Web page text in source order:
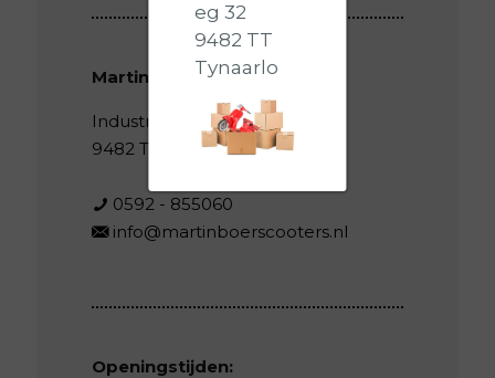
Martin Boer Scooters
Industrieweg 32
9482 TT Tynaarlo
0592 - 855060
info@martinboerscooters.nl
Openingstijden:
eg 32
9482 TT
Tynaarlo